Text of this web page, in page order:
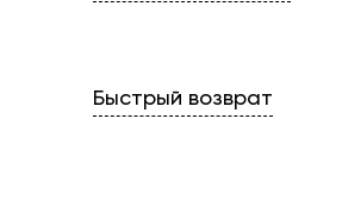
Быстрый возврат